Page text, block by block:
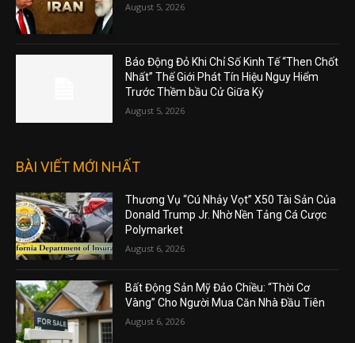
August 5, 2026
Báo Động Đỏ Khi Chỉ Số Kinh Tế “Then Chốt
Nhất” Thế Giới Phát Tín Hiệu Nguy Hiểm
Trước Thềm bầu Cử Giữa Kỳ
August 5, 2026
BÀI VIẾT MỚI NHẤT
Thương Vụ “Cú Nhảy Vọt” X50 Tài Sản Của
Donald Trump Jr. Nhờ Nền Tảng Cá Cược
Polymarket
August 6, 2026
Bất Động Sản Mỹ Đảo Chiều: “Thời Cơ
Vàng” Cho Người Mua Căn Nhà Đầu Tiên
August 6, 2026